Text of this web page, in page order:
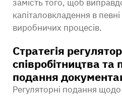
замість того, щоб
капіталовкладення в певні
виробничих процесів.
Стратегія
співробітництва та
подання
Регуляторні подання